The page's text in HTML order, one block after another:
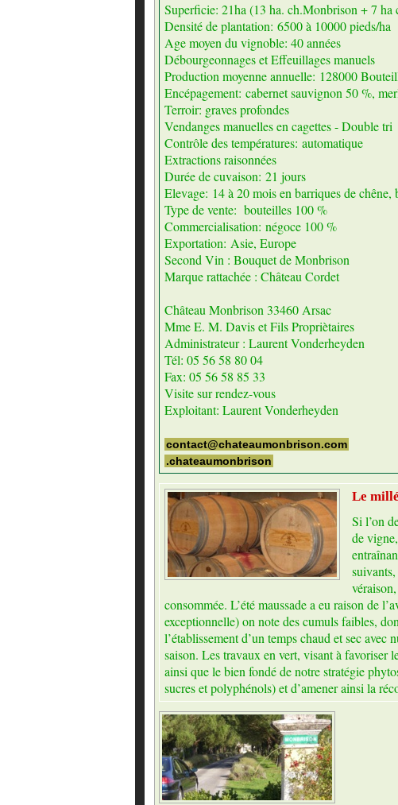
Superficie: 21ha (13 ha. ch.Monbrison + 7 ha
Densité de plantation: 6500 à 10000 pieds/ha
Age moyen du vignoble: 40 années
Débourgeonnages et Effeuillages manuels
Production moyenne annuelle: 128000
Encépagement: cabernet sauvignon 50 %,
Terroir: graves profondes
Vendanges manuelles en cagettes - Double tri
Contrôle des températures: automatique
Extractions raisonnées
Durée de cuvaison: 21 jours
Elevage: 14 à 20 mois en barriques de
Type de vente: bouteilles 100 %
Commercialisation: négoce 100 %
Exportation: Asie, Europe
Second Vin : Bouquet de Monbrison
Marque rattachée : Château Cordet
Château Monbrison 33460 Arsac
Mme E. M. Davis et Fils Propriètaires
Administrateur : Laurent Vonderheyden
Tél: 05 56 58 80 04
Fax: 05 56 58 85 33
Visite sur rendez-vous
Exploitant: Laurent Vonderheyden
contact@chateaumonbrison.com
.chateaumonbrison
Le
Si l’on
de
consommée. L’été maussade a eu raison de
exceptionnelle) on note des cumuls faibles,
l’établissement d’un temps chaud et sec
saison. Les travaux en vert, visant à favoriser
ainsi que le bien fondé de notre stratégie
sucres et polyphénols) et d’amener ainsi la